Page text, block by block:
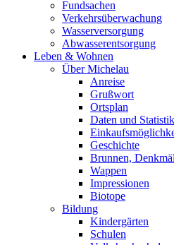
Fundsachen
Verkehrsüberwachung
Wasserversorgung
Abwasserentsorgung
Leben & Wohnen
Über Michelau
Anreise
Grußwort
Ortsplan
Daten und
Geschichte
Brunnen,
Wappen
Impressionen
Biotope
Bildung
Kindergärten
Schulen